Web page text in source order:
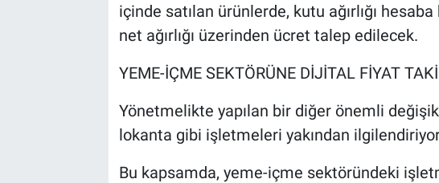
içinde satılan ürünlerde, kutu ağırlığı
net ağırlığı üzerinden ücret talep edilecek.
YEME-İÇME SEKTÖRÜNE DİJİTAL FİYAT
Yönetmelikte yapılan bir diğer önemli
lokanta gibi işletmeleri yakından
Bu kapsamda, yeme-içme sektöründeki